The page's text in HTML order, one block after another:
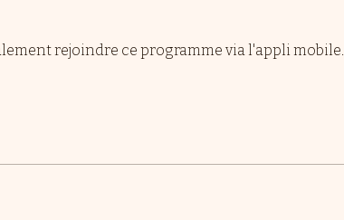
rejoindre ce programme via l'appli mobile.